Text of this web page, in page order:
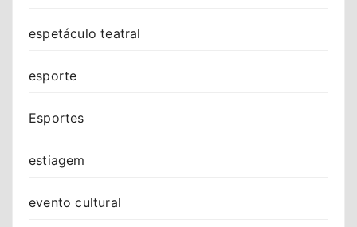
espetáculo teatral
esporte
Esportes
estiagem
evento cultural